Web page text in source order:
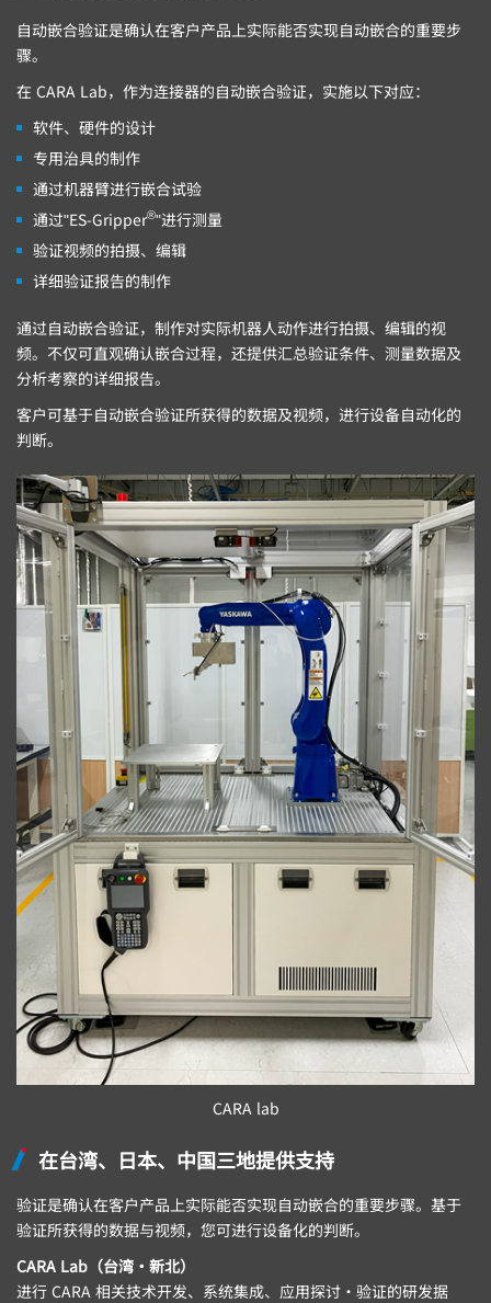
自动嵌合验证是确认在客户产品上实际能否实现自动嵌合的重要步
骤。
在 CARA Lab，作为连接器的自动嵌合验证，实施以下对应：
软件、硬件的设计
专用治具的制作
通过机器臂进行嵌合试验
通过"ES-Gripper®"进行测量
验证视频的拍摄、编辑
详细验证报告的制作
通过自动嵌合验证，制作对实际机器人动作进行拍摄、编辑的视
频。不仅可直观确认嵌合过程，还提供汇总验证条件、测量数据及
分析考察的详细报告。
客户可基于自动嵌合验证所获得的数据及视频，进行设备自动化的
判断。
CARA lab
在台湾、日本、中国三地提供支持
验证是确认在客户产品上实际能否实现自动嵌合的重要步骤。基于
验证所获得的数据与视频，您可进行设备化的判断。
CARA Lab（台湾・新北）
进行 CARA 相关技术开发、系统集成、应用探讨・验证的研发据